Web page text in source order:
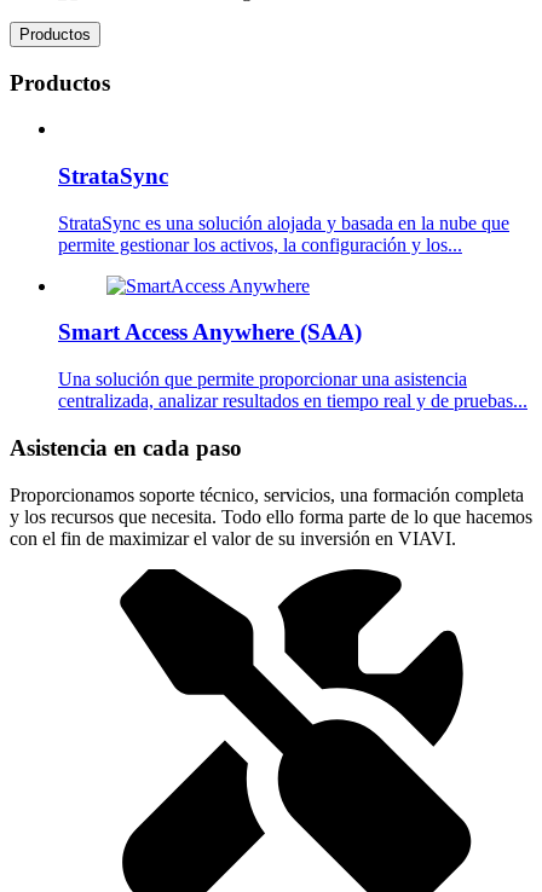
Productos
Productos
StrataSync
StrataSync es una solución alojada y basada en la nube que
permite gestionar los activos, la configuración y los...
Smart Access Anywhere (SAA)
Una solución que permite proporcionar una asistencia
centralizada, analizar resultados en tiempo real y de pruebas...
Asistencia en cada paso
Proporcionamos soporte técnico, servicios, una formación completa
y los recursos que necesita. Todo ello forma parte de lo que hacemos
con el fin de maximizar el valor de su inversión en VIAVI.